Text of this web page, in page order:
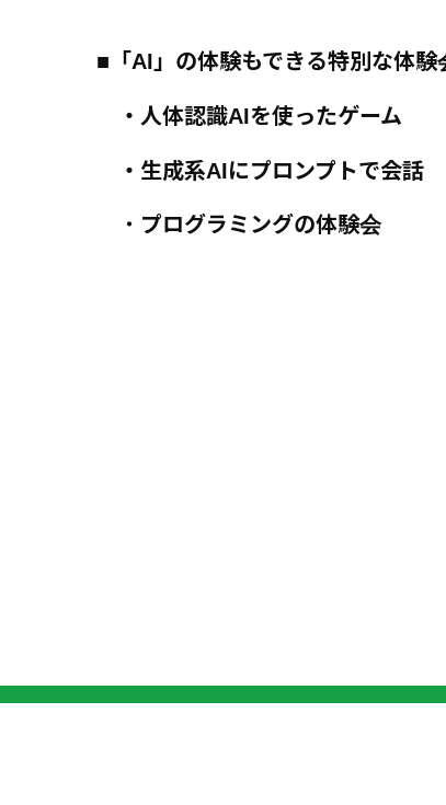
■「AI」の体験もできる特別な体験
・人体認識AIを使ったゲーム
・生成系AIにプロンプトで会話
・ プログラミングの体験会 （